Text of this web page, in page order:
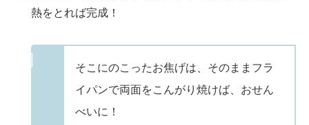
熱をとれば完成！
そこにのこったお焦げは、そのままフラ
イパンで両面をこんがり焼けば、おせん
べいに！